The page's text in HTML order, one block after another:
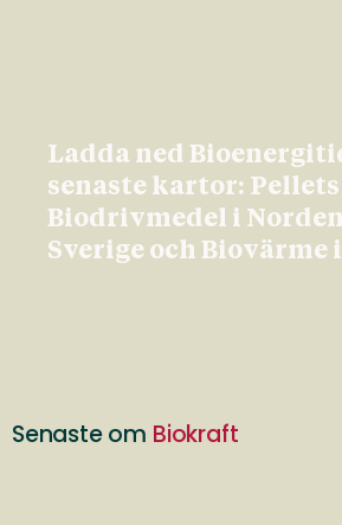
Ladda ned
senaste kartor: Pellets
Biodrivmedel i
Sverige och Biovärme
Senaste om Biokraft